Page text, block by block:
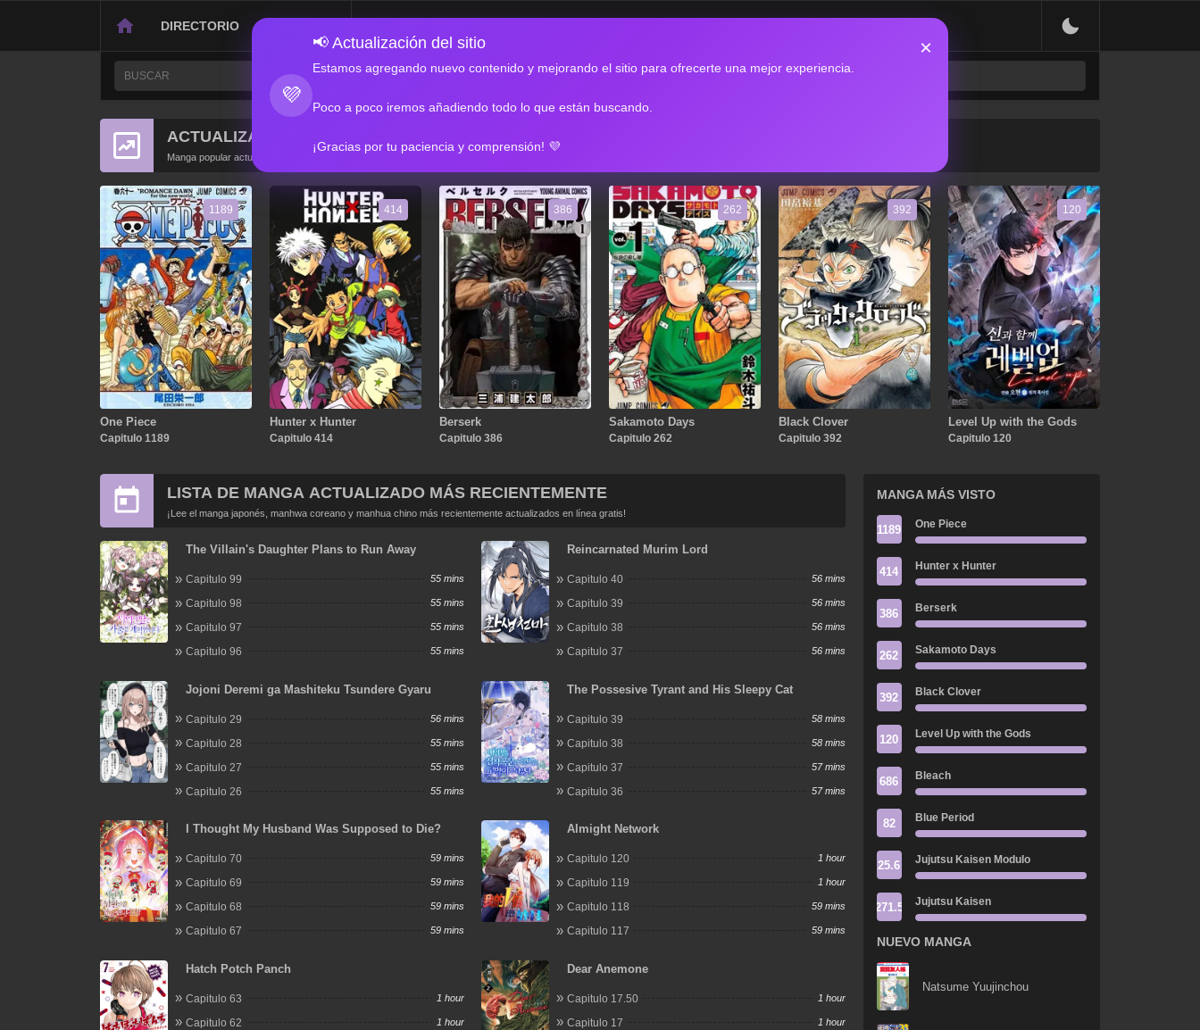
DIRECTORIO
💜
📢 Actualización del sitio
Estamos agregando nuevo contenido y mejorando el sitio para ofrecerte una mejor experiencia.
Poco a poco iremos añadiendo todo lo que están buscando.
¡Gracias por tu paciencia y comprensión! 💜
×
ACTUALIZACIONES POPULARES
Manga popular actualizado recientemente
1189
One Piece
Capitulo 1189
414
Hunter x Hunter
Capitulo 414
386
Berserk
Capitulo 386
262
Sakamoto Days
Capitulo 262
392
Black Clover
Capitulo 392
120
Level Up with the Gods
Capitulo 120
LISTA DE MANGA ACTUALIZADO MÁS RECIENTEMENTE
¡Lee el manga japonés, manhwa coreano y manhua chino más recientemente actualizados en línea gratis!
The Villain's Daughter Plans to Run Away
Capitulo 99 55 mins
Capitulo 98 55 mins
Capitulo 97 55 mins
Capitulo 96 55 mins
Reincarnated Murim Lord
Capitulo 40 56 mins
Capitulo 39 56 mins
Capitulo 38 56 mins
Capitulo 37 56 mins
Jojoni Deremi ga Mashiteku Tsundere Gyaru
Capitulo 29 56 mins
Capitulo 28 55 mins
Capitulo 27 55 mins
Capitulo 26 55 mins
The Possesive Tyrant and His Sleepy Cat
Capitulo 39 58 mins
Capitulo 38 58 mins
Capitulo 37 57 mins
Capitulo 36 57 mins
I Thought My Husband Was Supposed to Die?
Capitulo 70 59 mins
Capitulo 69 59 mins
Capitulo 68 59 mins
Capitulo 67 59 mins
Almight Network
Capitulo 120 1 hour
Capitulo 119 1 hour
Capitulo 118 59 mins
Capitulo 117 59 mins
Hatch Potch Panch
Capitulo 63 1 hour
Capitulo 62 1 hour
Dear Anemone
Capitulo 17.50 1 hour
Capitulo 17 1 hour
MANGA MÁS VISTO
1189 One Piece
414 Hunter x Hunter
386 Berserk
262 Sakamoto Days
392 Black Clover
120 Level Up with the Gods
686 Bleach
82 Blue Period
25.6 Jujutsu Kaisen Modulo
271.5 Jujutsu Kaisen
NUEVO MANGA
Natsume Yuujinchou